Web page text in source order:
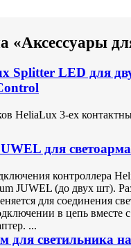
«Аксессуары
Splitter LED для
HeliaLux 3-ех
для
контроллера
JUWEL (до двух шт).
для соединения
в цепь вместе
...
для светильника